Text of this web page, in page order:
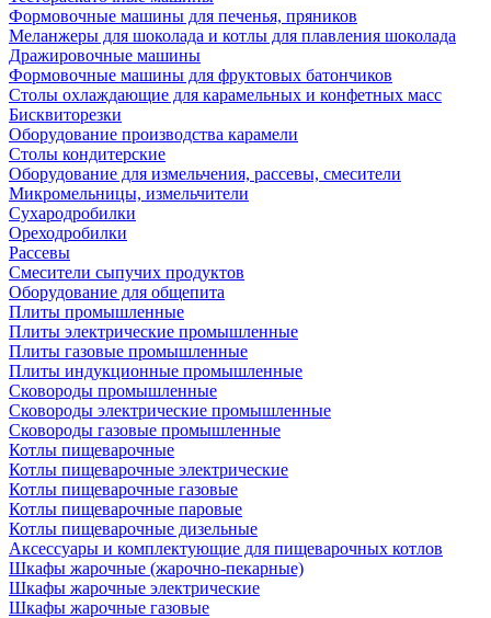
Формовочные машины для печенья, пряников
Меланжеры для шоколада и котлы для плавления шоколада
Дражировочные машины
Формовочные машины для фруктовых батончиков
Столы охлаждающие для карамельных и конфетных масс
Бисквиторезки
Оборудование производства карамели
Столы кондитерские
Оборудование для измельчения, рассевы, смесители
Микромельницы, измельчители
Сухародробилки
Ореходробилки
Рассевы
Смесители сыпучих продуктов
Оборудование для общепита
Плиты промышленные
Плиты электрические промышленные
Плиты газовые промышленные
Плиты индукционные промышленные
Сковороды промышленные
Сковороды электрические промышленные
Сковороды газовые промышленные
Котлы пищеварочные
Котлы пищеварочные электрические
Котлы пищеварочные газовые
Котлы пищеварочные паровые
Котлы пищеварочные дизельные
Аксессуары и комплектующие для пищеварочных котлов
Шкафы жарочные (жарочно-пекарные)
Шкафы жарочные электрические
Шкафы жарочные газовые